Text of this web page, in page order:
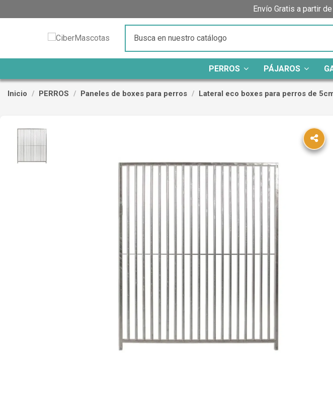
Envío Gratis a partir
PERROS PÁJAROS
Inicio PERROS Paneles de boxes para perros Lateral eco boxes para perros de